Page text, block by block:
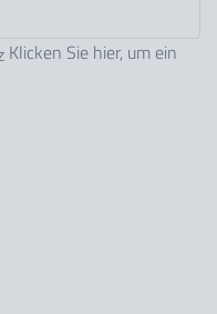
Klicken Sie hier, um ein